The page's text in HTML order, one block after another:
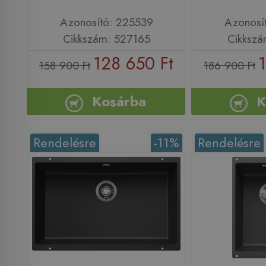
Azonosító: 225539
Cikkszám: 527165
158 900 Ft 128 650 Ft
Kosárba
186 900 Ft
-11%
Rendelésre Rendelésre